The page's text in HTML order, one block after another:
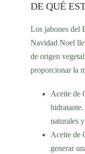
DE QUÉ
Los jabones del
Navidad Noel
de origen
proporcionar la
Aceite de
hidratante.
naturales
Aceite de
generar